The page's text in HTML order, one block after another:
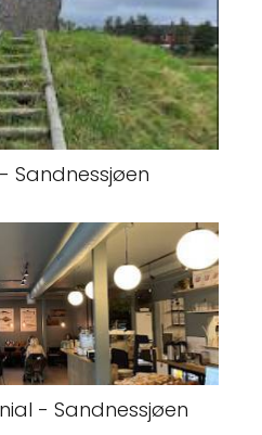
Sandnessjøen
- Sandnessjøen